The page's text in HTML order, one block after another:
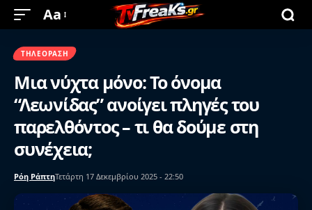
Aa
ΤΗΛΕΌΡΑΣΗ
Μια νύχτα μόνο: Το όνομα
“Λεωνίδας” ανοίγει πληγές του
παρελθόντος – τι θα δούμε στη
συνέχεια;
Ρόη ΡάπτηΤετάρτη 17 Δεκεμβρίου 2025 - 22:50